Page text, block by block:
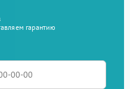
гарантию